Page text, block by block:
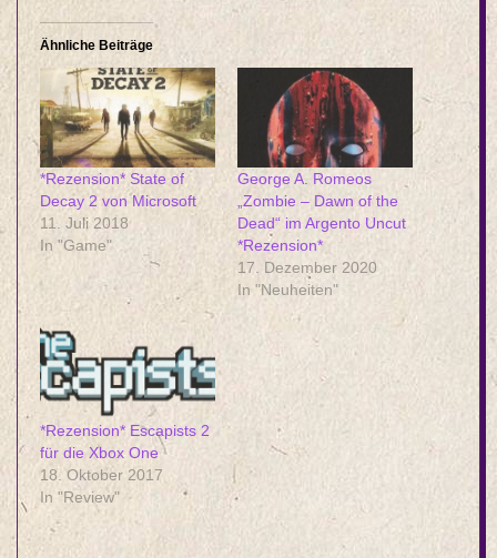
Ähnliche Beiträge
*Rezension* State of
Decay 2 von Microsoft
11. Juli 2018
In "Game"
George A. Romeos
„Zombie – Dawn of the
Dead“ im Argento Uncut
*Rezension*
17. Dezember 2020
In "Neuheiten"
*Rezension* Escapists 2
für die Xbox One
18. Oktober 2017
In "Review"